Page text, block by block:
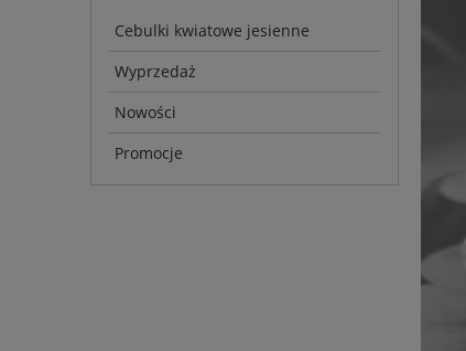
Cebulki kwiatowe jesienne
Wyprzedaż
Nowości
Promocje